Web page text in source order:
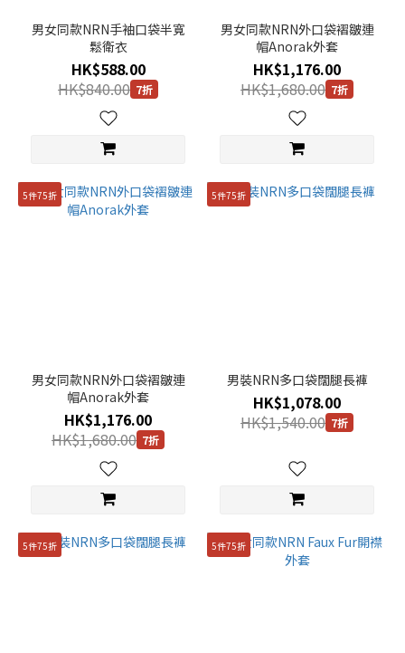
男女同款NRN手袖口袋半寬
鬆衛衣
HK$588.00
HK$840.00 7折
男女同款NRN外口袋褶皺連
帽Anorak外套
HK$1,176.00
HK$1,680.00 7折
5件75折
男女同款NRN外口袋褶皺連
帽Anorak外套
HK$1,176.00
HK$1,680.00 7折
5件75折
男裝NRN多口袋闊腿長褲
HK$1,078.00
HK$1,540.00 7折
5件75折 5件75折